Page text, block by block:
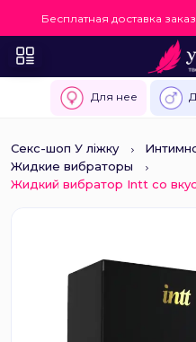
Бесплатная доставка
Для нее
Секс-шоп У ліжку
Жидкие вибраторы
Жидкий вибратор Intt со